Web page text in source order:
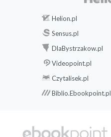
Helion.pl
Sensus.pl
DlaBystrzakow.pl
Videopoint.pl
Czytalisek.pl
Biblio.Ebookpoint.pl